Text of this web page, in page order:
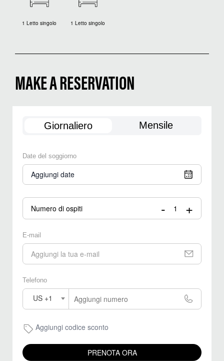
1 Letto singolo 1 Letto singolo
MAKE A RESERVATION
Giornaliero Mensile
Date del soggiorno
Aggiungi date
Numero di ospiti - +
E-mail
Telefono
US +1
Aggiungi codice sconto
PRENOTA ORA